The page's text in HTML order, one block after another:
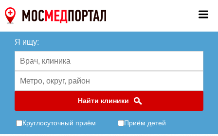
Я ищу:
Найти клиники
Круглосуточный приём Приём детей